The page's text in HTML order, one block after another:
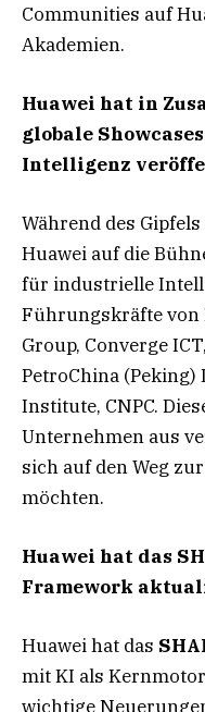
Communities auf
Akademien.
Huawei hat in
globale
Intelligenz
Während des
Huawei auf die
für industrielle
Führungskräfte von
Group, Converge
PetroChina
Institute, CNPC.
Unternehmen aus
sich auf den Weg
möchten.
Huawei hat das
Framework
Huawei hat das
mit KI als
wichtige